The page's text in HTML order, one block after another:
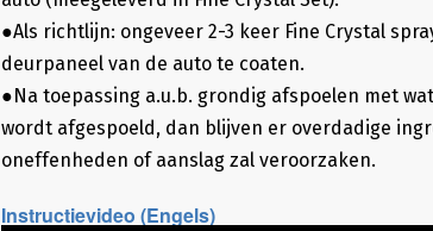
●Als richtlijn: ongeveer 2-3 keer Fine Crystal
deurpaneel van de auto te coaten.
●Na toepassing a.u.b. grondig afspoelen met
wordt afgespoeld, dan blijven er overdadige
oneffenheden of aanslag zal veroorzaken.
Instructievideo (Engels)